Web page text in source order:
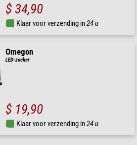
$ 34,90
Klaar voor verzending in24 u
Omegon
LED-zoeker
$ 19,90
Klaar voor verzending in24 u